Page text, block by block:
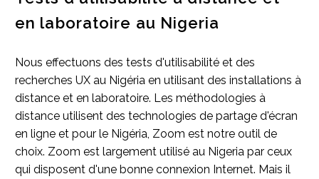
en laboratoire au Nigeria
Nous effectuons des tests d'utilisabilité et des
recherches UX au Nigéria en utilisant des installations à
distance et en laboratoire. Les méthodologies à
distance utilisent des technologies de partage d'écran
en ligne et pour le Nigéria, Zoom est notre outil de
choix. Zoom est largement utilisé au Nigeria par ceux
qui disposent d'une bonne connexion Internet. Mais il